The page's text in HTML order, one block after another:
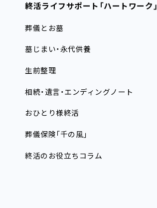
終活ライフサポート 「ハートワーク」
葬儀とお墓
墓じまい・永代供養
生前整理
相続・遺言・エンディングノート
おひとり様終活
葬儀保険「千の風」
終活のお役立ちコラム